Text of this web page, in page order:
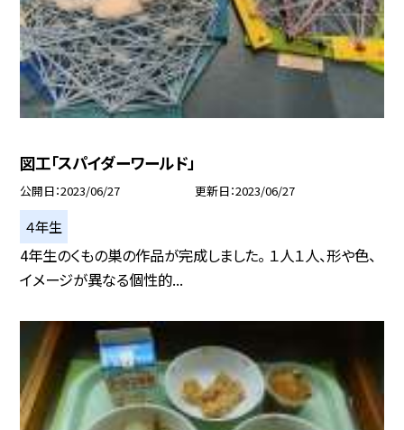
図工「スパイダーワールド」
公開日 2023/06/27 更新日 2023/06/27
４年生
4年生のくもの巣の作品が完成しました。 １人１人、形や色、
イメージが異なる個性的...